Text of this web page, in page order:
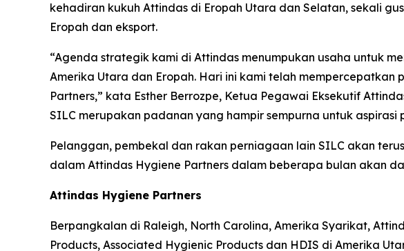
kehadiran kukuh Attindas di Eropah Utara dan Selatan, sekali
Eropah dan eksport.
“Agenda strategik kami di Attindas menumpukan usaha untuk
Amerika Utara dan Eropah. Hari ini kami telah
Partners,” kata Esther Berrozpe, Ketua Pegawai Eksekutif
SILC merupakan padanan yang hampir sempurna untuk aspirasi
Pelanggan, pembekal dan rakan perniagaan lain SILC akan
dalam Attindas Hygiene Partners dalam beberapa bulan akan
Attindas Hygiene Partners
Berpangkalan di Raleigh, North Carolina, Amerika Syarikat,
Products, Associated Hygienic Products dan HDIS di Amerika